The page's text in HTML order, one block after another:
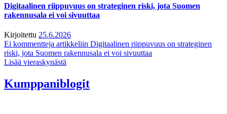
Digitaalinen riippuvuus on strateginen riski, jota Suomen
rakennusala ei voi sivuuttaa
Kirjoitettu 25.6.2026
Ei kommentteja artikkeliin Digitaalinen riippuvuus on strateginen
riski, jota Suomen rakennusala ei voi sivuuttaa
Lisää vieraskynästä
Kumppaniblogit